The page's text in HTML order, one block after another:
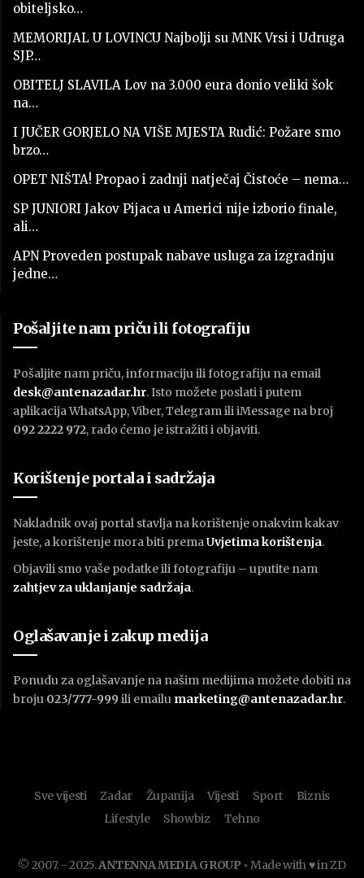
obiteljsko…
MEMORIJAL U LOVINCU Najbolji su MNK Vrsi i Udruga
SJP…
OBITELJ SLAVILA Lov na 3.000 eura donio veliki šok
na…
I JUČER GORJELO NA VIŠE MJESTA Rudić: Požare smo
brzo…
OPET NIŠTA! Propao i zadnji natječaj Čistoće – nema…
SP JUNIORI Jakov Pijaca u Americi nije izborio finale,
ali…
APN Proveden postupak nabave usluga za izgradnju
jedne…
Pošaljite nam priču ili fotografiju
Pošaljite nam priču, informaciju ili fotografiju na email
desk@antenazadar.hr. Isto možete poslati i putem
aplikacija WhatsApp, Viber, Telegram ili iMessage na broj
092 2222 972, rado ćemo je istražiti i objaviti.
Korištenje portala i sadržaja
Nakladnik ovaj portal stavlja na korištenje onakvim kakav
jeste, a korištenje mora biti prema Uvjetima korištenja.
Objavili smo vaše podatke ili fotografiju – uputite nam
zahtjev za uklanjanje sadržaja.
Oglašavanje i zakup medija
Ponudu za oglašavanje na našim medijima možete dobiti na
broju 023/777-999 ili emailu marketing@antenazadar.hr.
Sve vijesti Zadar Županija Vijesti Sport
Biznis
Lifestyle
Showbiz Tehno
© 2007. - 2025.ANTENNA MEDIA GROUP • Made with ♥ in ZD